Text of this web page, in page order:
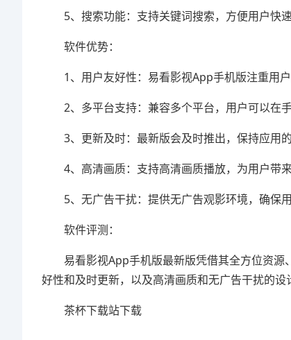
5、搜索功能：支持关键词搜索，方便用户快速
软件优势：
1、用户友好性：易看影视App手机版注重用户
2、多平台支持：兼容多个平台，用户可以在手
3、更新及时：最新版会及时推出，保持应用的
4、高清画质：支持高清画质播放，为用户带来
5、无广告干扰：提供无广告观影环境，确保用
软件评测：
易看影视App手机版最新版凭借其全方位资源
好性和及时更新，以及高清画质和无广告干扰的
茶杯下载站下载